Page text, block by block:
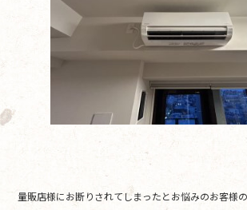
量販店様にお断りされてしまったとお悩みのお客様